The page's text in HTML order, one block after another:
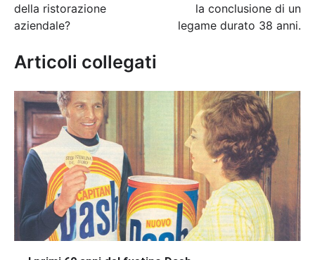
della ristorazione
aziendale?
la conclusione di un
legame durato 38 anni.
Articoli collegati